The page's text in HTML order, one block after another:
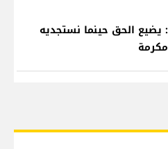
يضيع الحق حينما نستجديه